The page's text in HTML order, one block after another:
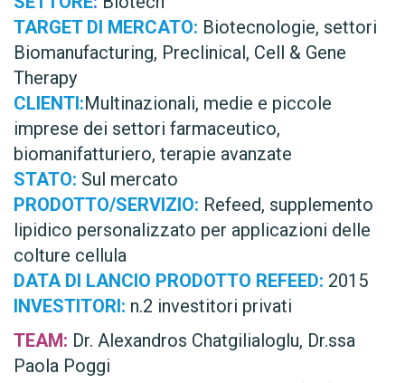
TARGETDI MERCATO: Biotecnologie, settori
Biomanufacturing, Preclinical, Cell & Gene
Therapy
CLIENTI:Multinazionali, medie e piccole
imprese dei settori farmaceutico,
biomanifatturiero, terapie avanzate
STATO: Sul mercato
PRODOTTO/SERVIZIO: Refeed, supplemento
lipidico personalizzato per applicazioni delle
colture cellula
DATA DI LANCIO PRODOTTO REFEED: 2015
INVESTITORI: n.2 investitori privati
TEAM: Dr. Alexandros Chatgilialoglu, Dr.ssa
Paola Poggi